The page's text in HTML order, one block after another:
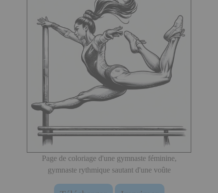
Page de coloriage d'une gymnaste féminine,
gymnaste rythmique sautant d'une voûte